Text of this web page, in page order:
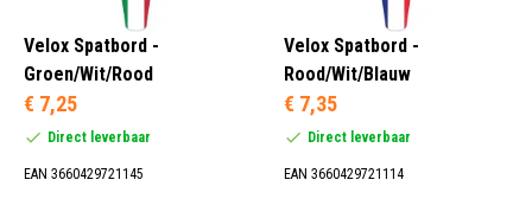
Velox Spatbord -
Groen/Wit/Rood
€ 7,25
Direct leverbaar
EAN 3660429721145
Velox Spatbord -
Rood/Wit/Blauw
€ 7,35
Direct leverbaar
EAN 3660429721114